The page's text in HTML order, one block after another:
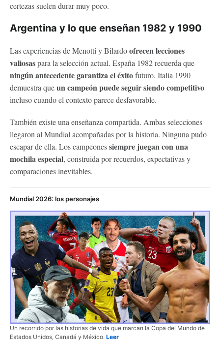
certezas suelen durar muy poco.
Argentina y lo que enseñan 1982 y 1990
Las experiencias de Menotti y Bilardoofrecen lecciones
valiosaspara la selección actual. España 1982 recuerda que
ningún antecedente garantiza el éxitofuturo. Italia 1990
demuestra queun campeón puede seguir siendo competitivo
incluso cuando el contexto parece desfavorable.
También existe una enseñanza compartida. Ambas selecciones
llegaron al Mundial acompañadas por la historia. Ninguna pudo
escapar de ella. Los campeonessiempre juegan con una
mochila especial, construida por recuerdos, expectativas y
comparaciones inevitables.
Mundial 2026: los personajes
Un recorrido por las historias de vida que marcan la Copa del Mundo de
Estados Unidos, Canadá y México. Leer